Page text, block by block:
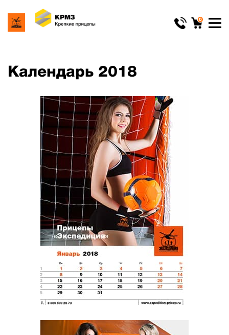
0
Календарь 2018